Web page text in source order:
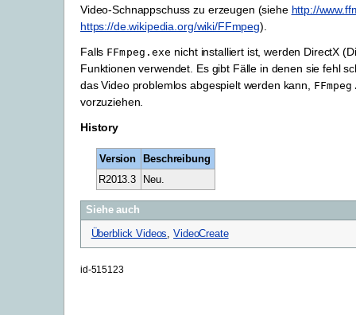
Video-Schnappschuss zu erzeugen (siehe http://
https://de.wikipedia.org/wiki/FFmpeg).
Falls FFmpeg.exe nicht installiert ist, werden DirectX
Funktionen verwendet. Es gibt Fälle in denen sie fehl
das Video problemlos abgespielt werden kann,
vorzuziehen.
History
Version
Beschreibung
R2013.3
Neu.
Siehe auch
Überblick Videos ,VideoCreate
id-515123